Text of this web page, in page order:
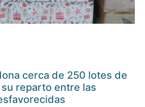
cerca de 250 lotes de
reparto entre las